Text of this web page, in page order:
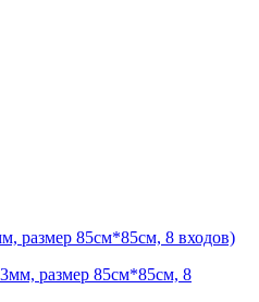
размер 85см*85см, 8 входов)